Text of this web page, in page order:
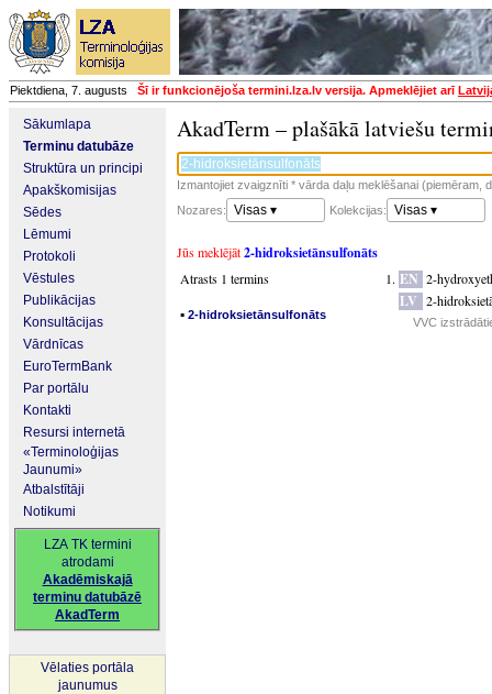
Piektdiena, 7. augusts Šī ir funkcionējoša termini.lza.lv versija. Apmeklējiet arī
Sākumlapa
Terminu datubāze
Struktūra un principi
Apakškomisijas
Sēdes
Lēmumi
Protokoli
Vēstules
Publikācijas
Konsultācijas
Vārdnīcas
EuroTermBank
Par portālu
Kontakti
Resursi internetā
«Terminoloģijas
Jaunumi»
Atbalstītāji
Notikumi
LZA TK termini
atrodami
Akadēmiskajā
terminu datubāzē
AkadTerm
Vēlaties portāla
jaunumus
AkadTerm – plašākā latviešu
Izmantojiet zvaigznīti * vārda daļu meklēšanai (piemēram,
Nozares:
Visas ▾ Kolekcijas: Visas ▾
Jūs meklējāt2-hidroksietānsulfonāts
Atrasts 1 termins
▪ 2-hidroksietānsulfonāts
EN 2-
LV 2-
VVC